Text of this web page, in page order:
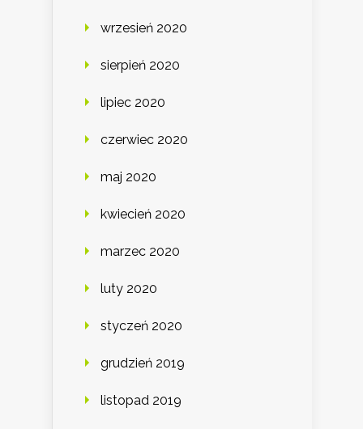
wrzesień 2020
sierpień 2020
lipiec 2020
czerwiec 2020
maj 2020
kwiecień 2020
marzec 2020
luty 2020
styczeń 2020
grudzień 2019
listopad 2019